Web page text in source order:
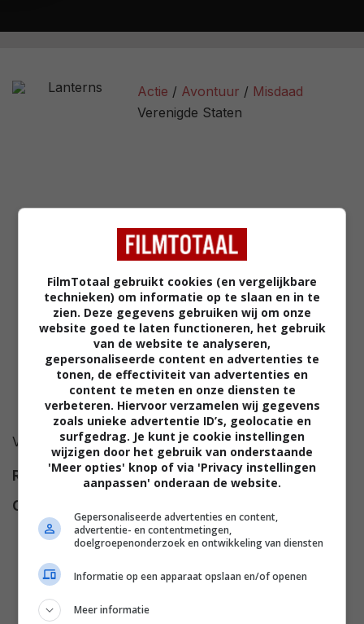
Actie Avontuur
Misdaad
Verenigde Staten
Voor deze film is nog geen synopsis beschikbaar.
Regie Tom King,Chris Mundy.
Cast
Nicole Ari Parker
Sherman
Augustus,Paul Ben-Victor,
Nathan Fillion
Ulrich Thomsen
Poorna Jagannathan
FilmTotaal gebruikt cookies (en vergelijkbare
technieken) om informatie op te slaan en in te
zien. Deze gegevens gebruiken wij om onze
website goed te laten functioneren, het gebruik
van de website te analyseren,
gepersonaliseerde content en advertenties te
tonen, de effectiviteit van advertenties en
content te meten en onze diensten te
verbeteren. Hiervoor verzamelen wij gegevens
zoals unieke advertentie ID’s, geolocatie en
surfgedrag. Je kunt je cookie instellingen
wijzigen door het gebruik van onderstaande
'Meer opties' knop of via 'Privacy instellingen
aanpassen' onderaan de website.
Gepersonaliseerde advertenties en content,
advertentie- en contentmetingen,
doelgroepenonderzoek en ontwikkeling van diensten
Informatie op een apparaat opslaan en/of openen
Meer informatie